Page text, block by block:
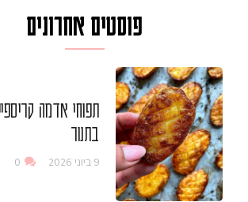
פוסטים אחרונים
תפוחי אדמה
בתנור
9 ביוני 2026 0